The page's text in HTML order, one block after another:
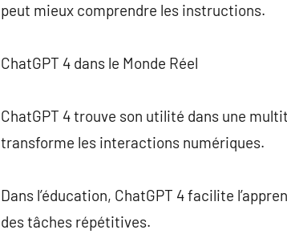
peut mieux comprendre les instructions.
ChatGPT 4 dans le Monde Réel
ChatGPT 4 trouve son utilité dans une
transforme les interactions numériques.
Dans l’éducation, ChatGPT 4 facilite
des tâches répétitives.